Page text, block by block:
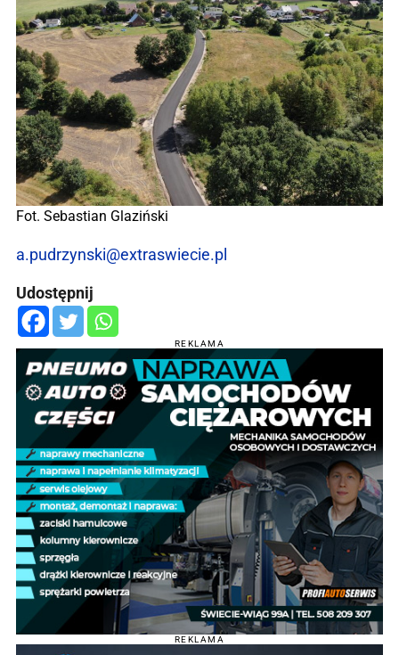
Fot. Sebastian Glaziński
a.pudrzynski@extraswiecie.pl
Udostępnij
REKLAMA
REKLAMA